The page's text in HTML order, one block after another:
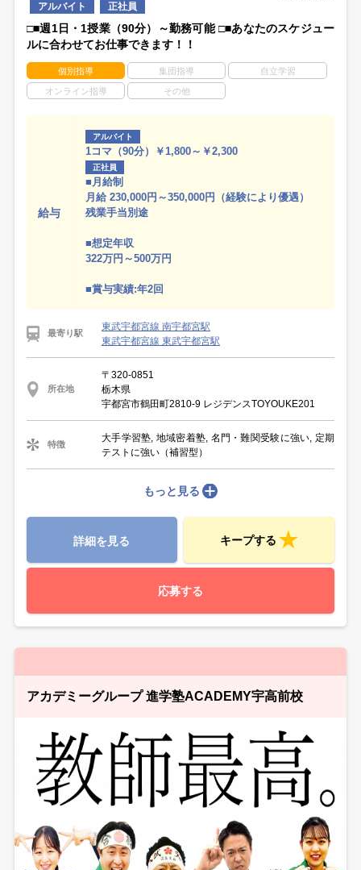
アルバイト 正社員
□■週1日・1授業（90分）～勤務可能 □■あなたのスケジュー
ルに合わせてお仕事できます！！
個別指導 集団指導 自立学習
オンライン指導 その他
給与
アルバイト
1コマ（90分）￥1,800～￥2,300
正社員
■月給制
月給 230,000円～350,000円（経験により優遇）
残業手当別途
■想定年収
322万円～500万円
■賞与実績:年2回
最寄り駅
東武宇都宮線 南宇都宮駅
東武宇都宮線 東武宇都宮駅
所在地
〒320-0851
栃木県
宇都宮市鶴田町2810-9 レジデンスTOYOUKE201
特徴
大手学習塾, 地域密着塾, 名門・難関受験に強い, 定期
テストに強い（補習型）
もっと見る
詳細を見る キープする
応募する
アカデミーグループ 進学塾ACADEMY宇高前校